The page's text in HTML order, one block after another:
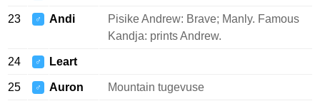
23 ♂ Andi
Pisike Andrew: Brave; Manly. Famous
Kandja: prints Andrew.
24 ♂ Leart
25 ♂ Auron Mountain tugevuse